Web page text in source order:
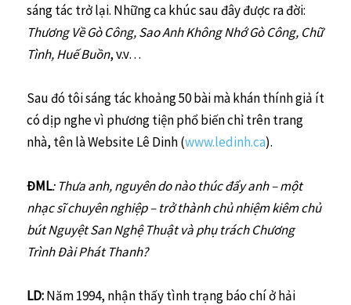
sáng tác trở lại. Những ca khúc sau đây được ra đời:
Thương Về Gò Công, Sao Anh Không Nhớ Gò Công, Chữ
Tình, Huế Buồn, v.v…
Sau đó tôi sáng tác khoảng 50 bài mà khán thính giả ít
có dịp nghe vì phương tiện phổ biến chỉ trên trang
nhà, tên là Website Lê Dinh (www.ledinh.ca).
ĐML: Thưa anh, nguyên do nào thúc đẩy anh – một
nhạc sĩ chuyên nghiệp – trở thành chủ nhiệm kiêm chủ
bút Nguyệt San Nghệ Thuật và phụ trách Chương
Trình Đài Phát Thanh?
LD:Năm 1994, nhận thấy tình trạng báo chí ở hải